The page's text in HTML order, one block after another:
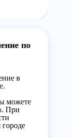
по
в
можете
При